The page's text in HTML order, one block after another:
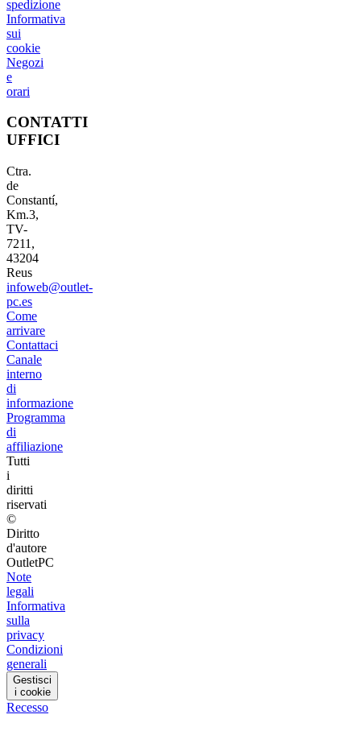
spedizione
Informativa
sui
cookie
Negozi
e
orari
CONTATTI
UFFICI
Ctra.
de
Constantí,
Km.3,
TV-
7211,
43204
Reus
infoweb@outlet-
pc.es
Come
arrivare
Contattaci
Canale
interno
di
informazione
Programma
di
affiliazione
Tutti
i
diritti
riservati
©
Diritto
d'autore
OutletPC
Note
legali
Informativa
sulla
privacy
Condizioni
generali
Gestisci
i cookie
Recesso